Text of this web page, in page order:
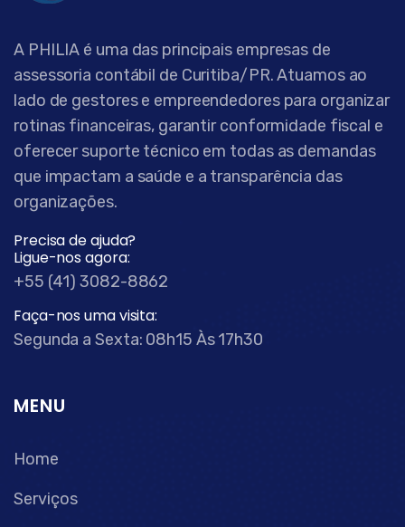
A PHILIA é uma das principais empresas de
assessoria contábil de Curitiba/PR. Atuamos ao
lado de gestores e empreendedores para organizar
rotinas financeiras, garantir conformidade fiscal e
oferecer suporte técnico em todas as demandas
que impactam a saúde e a transparência das
organizações.
Precisa de ajuda?
Ligue-nos agora:
+55 (41) 3082-8862
Faça-nos uma visita:
Segunda a Sexta: 08h15 Às 17h30
MENU
Home
Serviços